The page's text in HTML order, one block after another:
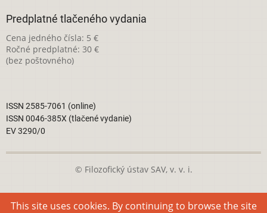
Predplatné tlačeného vydania
Cena jedného čísla: 5 €
Ročné predplatné: 30 €
(bez poštovného)
ISSN 2585-7061 (online)
ISSN 0046-385X (tlačené vydanie)
EV 3290/0
© Filozofický ústav SAV, v. v. i.
Táto webová stránka je licencovaná podCreative Commons
This site uses cookies. By continuing to browse the site